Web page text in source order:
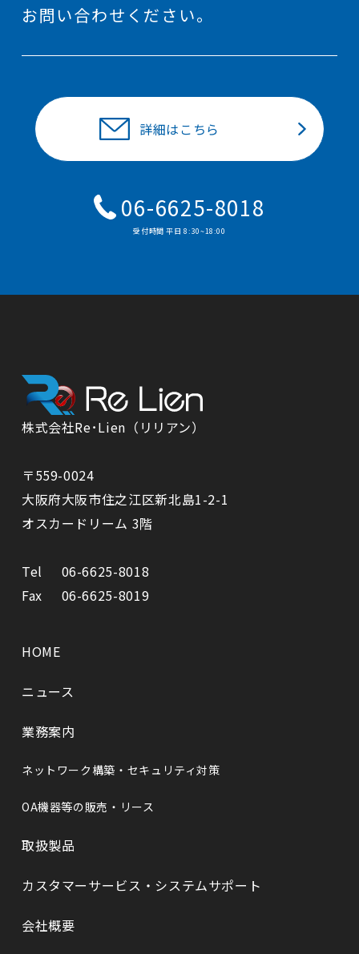
お問い合わせください。
詳細はこちら
06-6625-8018
受付時間 平⽇ 8:30~18:00
株式会社Re･Lien（リリアン）
〒559-0024
⼤阪府⼤阪市住之江区新北島1-2-1
オスカードリーム 3階
Tel
06-6625-8018
Fax
06-6625-8019
HOME
ニュース
業務案内
ネットワーク構築・セキュリティ対策
OA機器等の販売・リース
取扱製品
カスタマーサービス・システムサポート
会社概要